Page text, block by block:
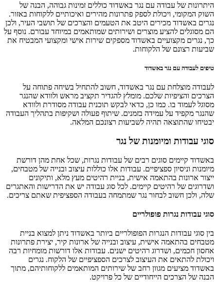
היתרונות של עבודה עם נגר באשדוד כוללים זמינות גבוהה, הבנה של
השוק המקומי, ויכולת לספק פתרונות מהירים ואיכותיים ללקוחות באזור.
נגרים באשדוד מכירים היטב את הטעמים והצרכים של תושבי העיר, ולכן
הם מסוגלים להציע מוצרים ושירותים שמותאמים במיוחד עבורם. נוסף על
כך, נגרים מקצועיים באשדוד מספקים שירות אישי ומקצועי המבטיח את
שביעות רצונם של הלקוחות.
טיפים לעבודה עם נגר באשדוד
לעבודה מוצלחת עם נגר באשדוד, חשוב להתחיל בשיחה פתוחה על
הצרכים והציפיות שלכם. מומלץ להגדיר תקציב מראש ולוודא שהנגר
מסוגל לעמוד בו. כמו כן, כדאי לבקש תוכנית עבודה מסודרת ולוודא
שהנגר מקפיד על עמידה בזמנים. שיתוף פעולה ושקיפות בתהליך העבודה
יבטיחו שהתוצאה תהיה לשביעות רצונכם המלאה.
סוגי עבודות ומיומנות של נגר
באשדוד קיימים סוגים רבים של עבודות נגרות, שכל אחת מהן דורשת
מיומנות וניסיון ספציפיים. עבודות אלו כוללות עיצוב ובנייה של מטבחים,
ייצור ארונות בהתאמה אישית, בניית רהיטים מעץ מלא, ותיקונים
ושדרוגים של רהיטים קיימים. לכל סוג עבודה יש את הדרישות והאתגרים
שלה, ולכן חשוב לבחור נגר שמתמחה בעבודה הספציפית שאתם צריכים.
סוגי עבודות נגרות פופולריים
בין סוגי עבודות הנגרות הפופולריים ביותר באשדוד ניתן למצוא בניית
מטבחים בהתאמה אישית, עיצוב ובנייה של ארונות קיר, יצירת פתרונות
אחסון חכמים, ושדרוג רהיטים ישנים. עבודות אלו דורשות מומחיות רבה
ויכולת להתאים את העיצוב לצרכים הספציפיים של הלקוח. נגרים
באשדוד מציעים מגוון רחב של שירותים המותאמים ללקוחותיהם, מתוך
הבנה של הצרכים הייחודיים של כל פרויקט.